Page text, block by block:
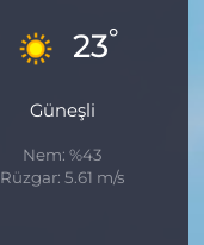
23°
Güneşli
Nem: %43
Rüzgar: 5.61 m/s